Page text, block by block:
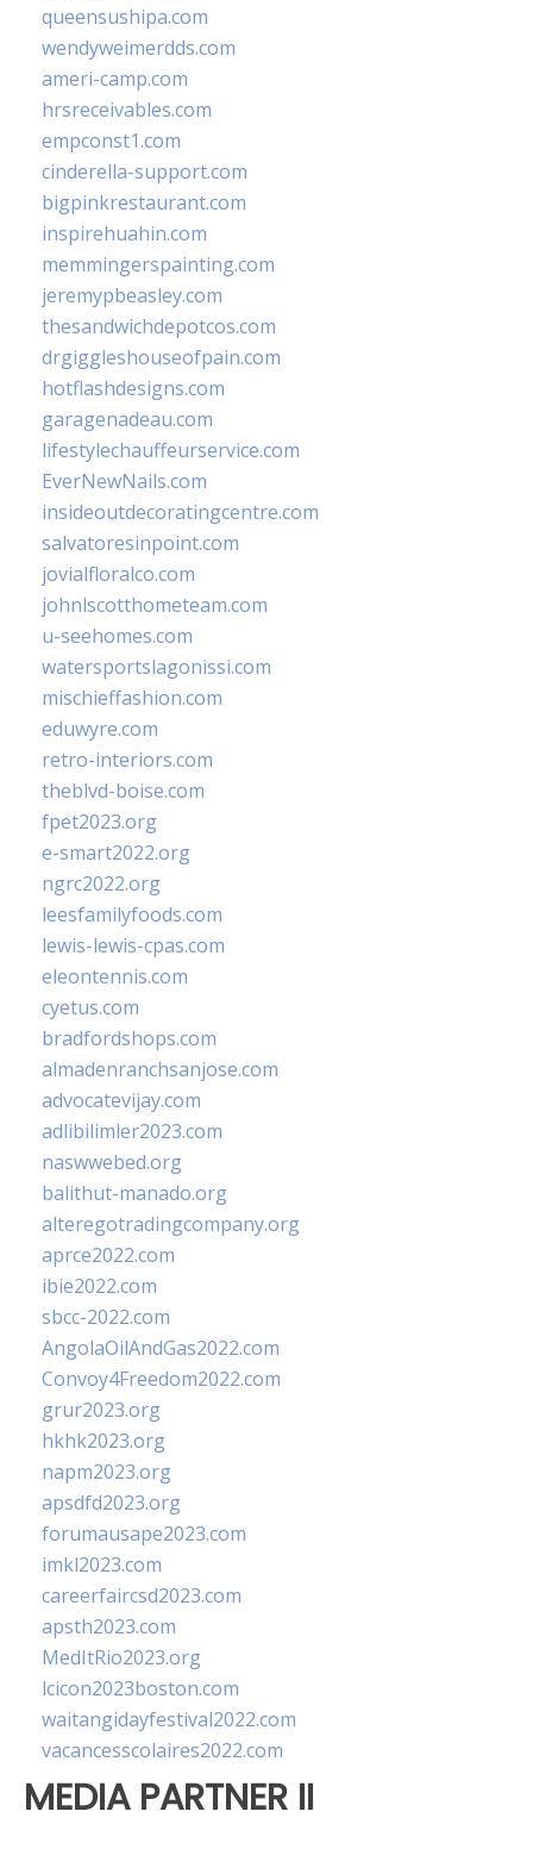
queensushipa.com
wendyweimerdds.com
ameri-camp.com
hrsreceivables.com
empconst1.com
cinderella-support.com
bigpinkrestaurant.com
inspirehuahin.com
memmingerspainting.com
jeremypbeasley.com
thesandwichdepotcos.com
drgiggleshouseofpain.com
hotflashdesigns.com
garagenadeau.com
lifestylechauffeurservice.com
EverNewNails.com
insideoutdecoratingcentre.com
salvatoresinpoint.com
jovialfloralco.com
johnlscotthometeam.com
u-seehomes.com
watersportslagonissi.com
mischieffashion.com
eduwyre.com
retro-interiors.com
theblvd-boise.com
fpet2023.org
e-smart2022.org
ngrc2022.org
leesfamilyfoods.com
lewis-lewis-cpas.com
eleontennis.com
cyetus.com
bradfordshops.com
almadenranchsanjose.com
advocatevijay.com
adlibilimler2023.com
naswwebed.org
balithut-manado.org
alteregotradingcompany.org
aprce2022.com
ibie2022.com
sbcc-2022.com
AngolaOilAndGas2022.com
Convoy4Freedom2022.com
grur2023.org
hkhk2023.org
napm2023.org
apsdfd2023.org
forumausape2023.com
imkl2023.com
careerfaircsd2023.com
apsth2023.com
MedItRio2023.org
lcicon2023boston.com
waitangidayfestival2022.com
vacancesscolaires2022.com
MEDIA PARTNER II